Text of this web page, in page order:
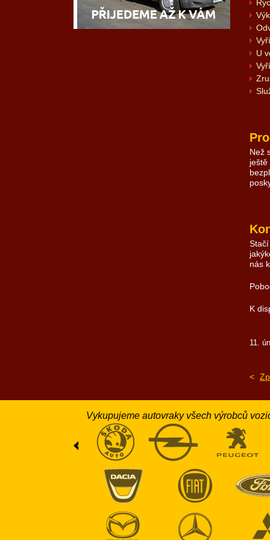
U
Než
nás
K
11.
<
Vykupujeme autovraky všech výrobců